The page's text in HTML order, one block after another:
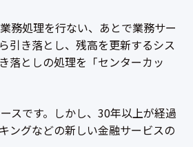
務処理を行ない、あとで業務サー
引き落とし、残高を更新するシス
落としの処理を「センターカッ
スです。しかし、30年以上が経過
ングなどの新しい金融サービスの